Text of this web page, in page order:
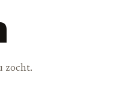
zocht.